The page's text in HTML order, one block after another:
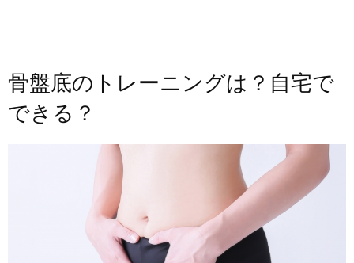
骨盤底のトレーニングは？自宅で
できる？